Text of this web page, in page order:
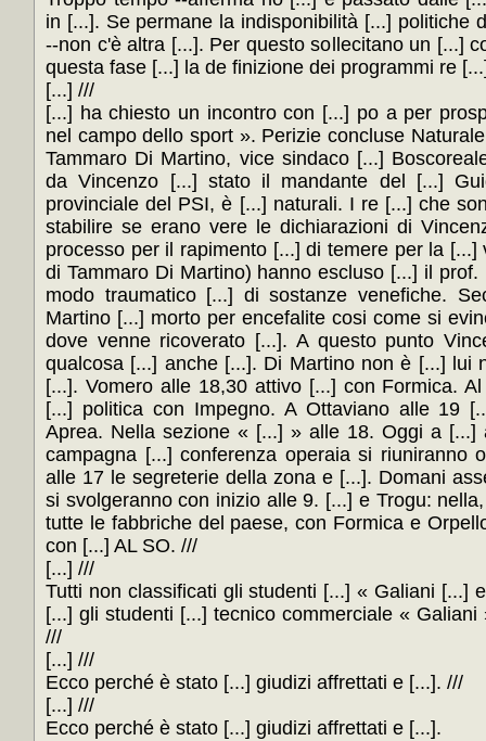
in [...]. Se permane la indisponibilità [...] politiche
--non c'è altra [...]. Per questo sollecitano un [...]
questa fase [...] la de finizione dei programmi re
[...] ///
[...] ha chiesto un incontro con [...] po a per
nel campo dello sport ». Perizie concluse
Tammaro Di Martino, vice sindaco [...]
da Vincenzo [...] stato il mandante del [...]
provinciale del PSI, è [...] naturali. I re [...] che
stabilire se erano vere le dichiarazioni di
processo per il rapimento [...] di temere per la
di Tammaro Di Martino) hanno escluso [...] il
modo traumatico [...] di sostanze venefiche.
Martino [...] morto per encefalite cosi come si
dove venne ricoverato [...]. A questo punto
qualcosa [...] anche [...]. Di Martino non è [...] lui
[...]. Vomero alle 18,30 attivo [...] con Formica.
[...] politica con Impegno. A Ottaviano alle 19
Aprea. Nella sezione « [...] » alle 18. Oggi a [...]
campagna [...] conferenza operaia si riuniranno
alle 17 le segreterie della zona e [...]. Domani
si svolgeranno con inizio alle 9. [...] e Trogu:
tutte le fabbriche del paese, con Formica e
con [...] AL SO. ///
[...] ///
Tutti non classificati gli studenti [...] « Galiani [...]
[...] gli studenti [...] tecnico commerciale «
///
[...] ///
Ecco perché è stato [...] giudizi affrettati e [...]. ///
[...] ///
Ecco perché è stato [...] giudizi affrettati e [...].